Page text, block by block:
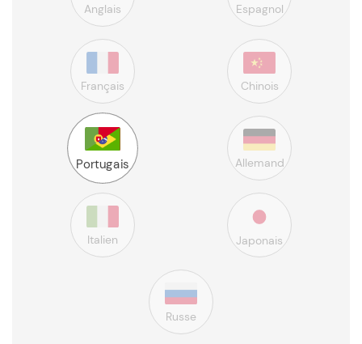
Anglais Espagnol
Français Chinois
Portugais Allemand
Italien Japonais
Russe